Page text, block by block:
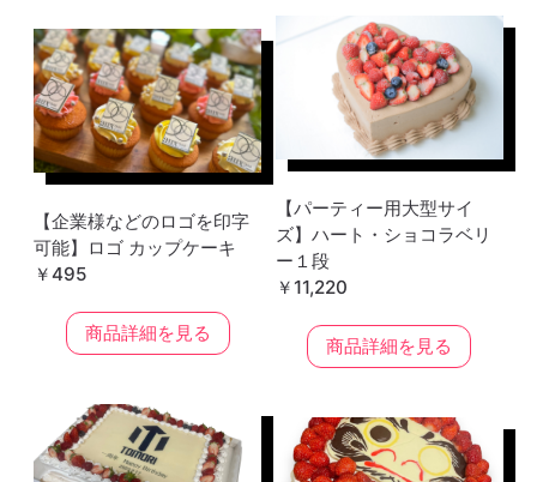
【企業様などのロゴを印字
可能】ロゴ カップケーキ
￥495
商品詳細を見る
【パーティー用大型サイ
ズ】ハート・ショコラベリ
ー１段
￥11,220
商品詳細を見る